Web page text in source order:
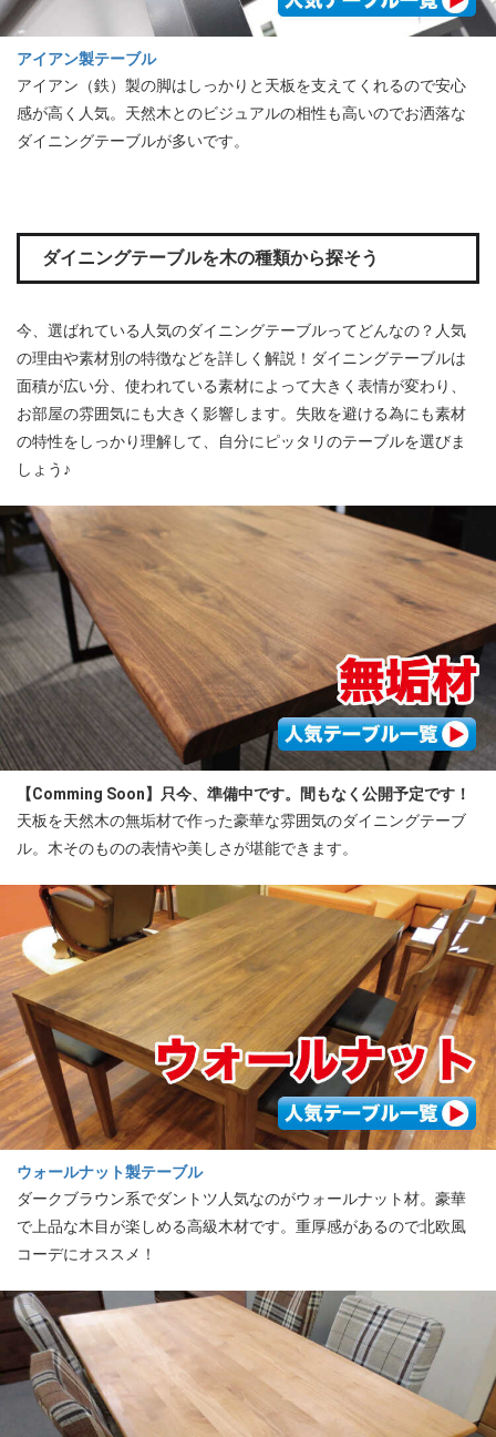
アイアン製テーブル
アイアン（鉄）製の脚はしっかりと天板を支えてくれるので安心
感が高く人気。天然木とのビジュアルの相性も高いのでお洒落な
ダイニングテーブルが多いです。
ダイニングテーブルを木の種類から探そう
今、選ばれている人気のダイニングテーブルってどんなの？人気
の理由や素材別の特徴などを詳しく解説！ダイニングテーブルは
面積が広い分、使われている素材によって大きく表情が変わり、
お部屋の雰囲気にも大きく影響します。失敗を避ける為にも素材
の特性をしっかり理解して、自分にピッタリのテーブルを選びま
しょう♪
【Comming Soon】只今、準備中です。間もなく公開予定です！
天板を天然木の無垢材で作った豪華な雰囲気のダイニングテーブ
ル。木そのものの表情や美しさが堪能できます。
ウォールナット製テーブル
ダークブラウン系でダントツ人気なのがウォールナット材。豪華
で上品な木目が楽しめる高級木材です。重厚感があるので北欧風
コーデにオススメ！